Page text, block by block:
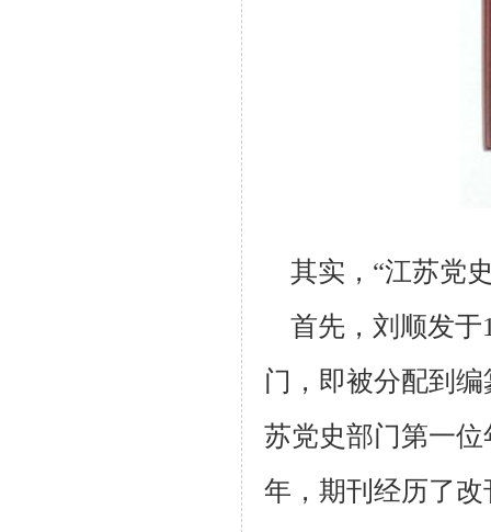
其实，“江苏党
首先，刘顺发于
门，即被分配到
苏党史部门第一
年，期刊经历了